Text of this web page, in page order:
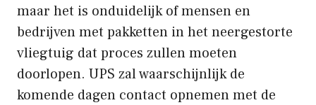
maar het is onduidelijk of mensen en
bedrijven met pakketten in het neergestorte
vliegtuig dat proces zullen moeten
doorlopen. UPS zal waarschijnlijk de
komende dagen contact opnemen met de